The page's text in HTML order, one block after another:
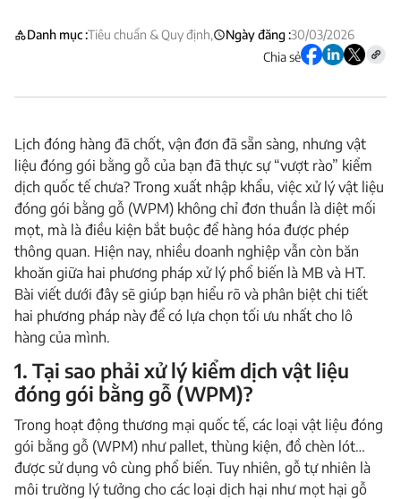
Danh mục :Tiêu chuẩn & Quy định, Ngày đăng :30/03/2026
Chia sẻ
Lịch đóng hàng đã chốt, vận đơn đã sẵn sàng, nhưng vật
liệu đóng gói bằng gỗ của bạn đã thực sự “vượt rào” kiểm
dịch quốc tế chưa? Trong xuất nhập khẩu, việc xử lý vật liệu
đóng gói bằng gỗ (WPM) không chỉ đơn thuần là diệt mối
mọt, mà là điều kiện bắt buộc để hàng hóa được phép
thông quan. Hiện nay, nhiều doanh nghiệp vẫn còn băn
khoăn giữa hai phương pháp xử lý phổ biến là MB và HT.
Bài viết dưới đây sẽ giúp bạn hiểu rõ và phân biệt chi tiết
hai phương pháp này để có lựa chọn tối ưu nhất cho lô
hàng của mình.
1. Tại sao phải xử lý kiểm dịch vật liệu
đóng gói bằng gỗ (WPM)?
Trong hoạt động thương mại quốc tế, các loại vật liệu đóng
gói bằng gỗ (WPM) như pallet, thùng kiện, đồ chèn lót…
được sử dụng vô cùng phổ biến. Tuy nhiên, gỗ tự nhiên là
môi trường lý tưởng cho các loại dịch hại như mọt hại gỗ